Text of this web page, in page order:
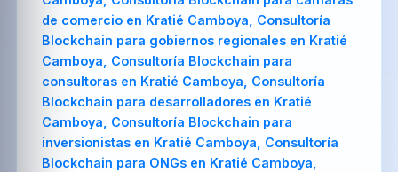
de comercio en Kratié Camboya, Consultoría
Blockchain para gobiernos regionales en Kratié
Camboya, Consultoría Blockchain para
consultoras en Kratié Camboya, Consultoría
Blockchain para desarrolladores en Kratié
Camboya, Consultoría Blockchain para
inversionistas en Kratié Camboya, Consultoría
Blockchain para ONGs en Kratié Camboya,